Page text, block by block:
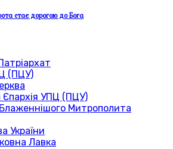
стає дорогою до Бога
(ПЦУ)
Єпархія УПЦ (ПЦУ)
Митрополита
України
Лавка